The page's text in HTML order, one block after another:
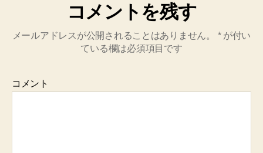
コメントを残す
メールアドレスが公開されることはありません。 *が付い
ている欄は必須項目です
コメント